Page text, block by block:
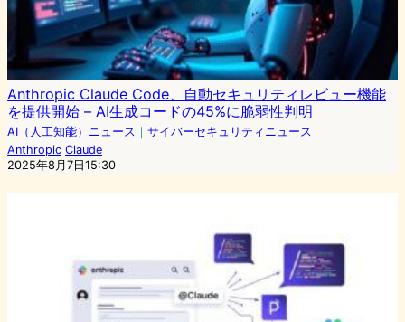
Anthropic Claude Code、自動セキュリティレビュー機能
を提供開始 – AI生成コードの45%に脆弱性判明
AI（人工知能）ニュース ｜ サイバーセキュリティニュース
Anthropic Claude
2025年8月7日15:30